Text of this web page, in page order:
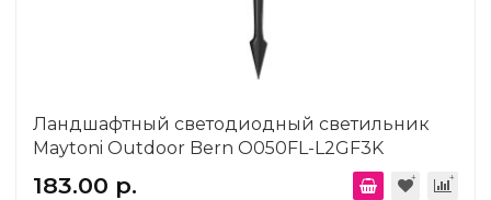
Ландшафтный светодиодный светильник
Maytoni Outdoor Bern O050FL-L2GF3K
183.00 р.